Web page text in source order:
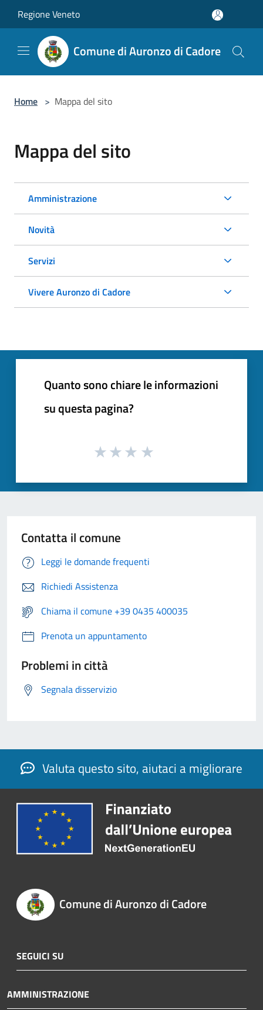
Regione Veneto
Comune di Auronzo di Cadore
Home > Mappa del sito
Mappa del sito
Amministrazione
Novità
Servizi
Vivere Auronzo di Cadore
Quanto sono chiare le informazioni
su questa pagina?
Contatta il comune
Leggi le domande frequenti
Richiedi Assistenza
Chiama il comune +39 0435 400035
Prenota un appuntamento
Problemi in città
Segnala disservizio
Valuta questo sito, aiutaci a migliorare
Comune di Auronzo di Cadore
SEGUICI SU
AMMINISTRAZIONE